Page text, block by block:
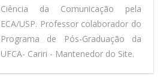
Ciência da Comunicação pela
ECA/USP. Professor colaborador do
Programa de Pós-Graduação da
UFCA- Cariri - Mantenedor do Site.